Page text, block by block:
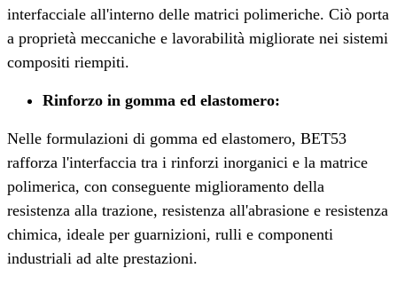
interfacciale all'interno delle matrici polimeriche. Ciò porta
a proprietà meccaniche e lavorabilità migliorate nei sistemi
compositi riempiti.
Rinforzo in gomma ed elastomero:
Nelle formulazioni di gomma ed elastomero, BET53
rafforza l'interfaccia tra i rinforzi inorganici e la matrice
polimerica, con conseguente miglioramento della
resistenza alla trazione, resistenza all'abrasione e resistenza
chimica, ideale per guarnizioni, rulli e componenti
industriali ad alte prestazioni.